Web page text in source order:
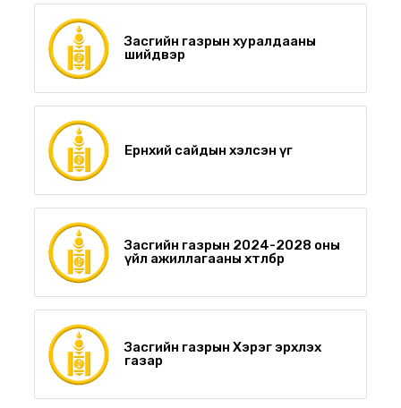
Засгийн газрын хуралдааны
шийдвэр
Ерөнхий сайдын хэлсэн үг
Засгийн газрын 2024-2028 оны
үйл ажиллагааны хөтөлбөр
Засгийн газрын Хэрэг эрхлэх
газар